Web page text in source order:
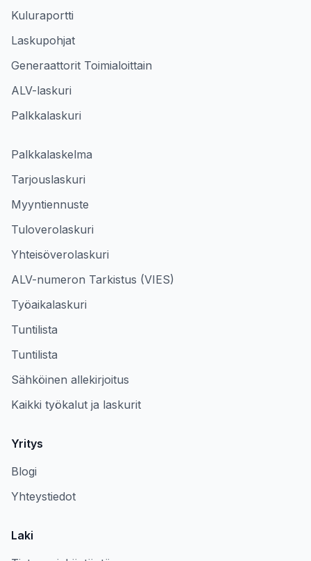
Kuluraportti
Laskupohjat
Generaattorit Toimialoittain
ALV-laskuri
Palkkalaskuri
Palkkalaskelma
Tarjouslaskuri
Myyntiennuste
Tuloverolaskuri
Yhteisöverolaskuri
ALV-numeron Tarkistus (VIES)
Työaikalaskuri
Tuntilista
Tuntilista
Sähköinen allekirjoitus
Kaikki työkalut ja laskurit
Yritys
Blogi
Yhteystiedot
Laki